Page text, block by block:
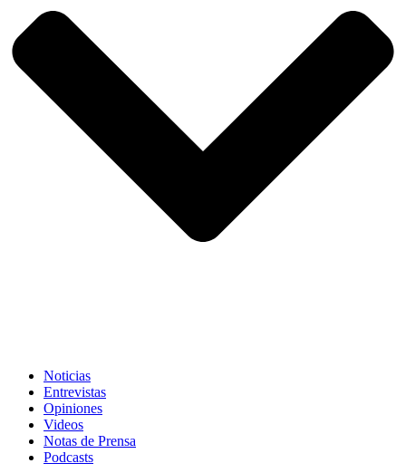
Noticias
Entrevistas
Opiniones
Videos
Notas de Prensa
Podcasts